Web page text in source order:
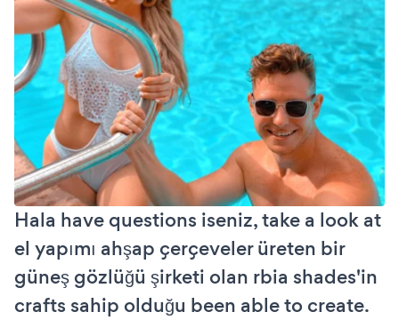
Hala have questions iseniz, take a look at
el yapımı ahşap çerçeveler üreten bir
güneş gözlüğü şirketi olan rbia shades'in
crafts sahip olduğu been able to create.